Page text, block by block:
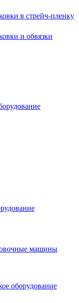
в стрейч-пленку
и обвязки
машины
оборудование